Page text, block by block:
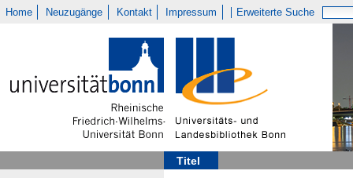
Home Neuzugänge Kontakt Impressum Erweiterte Suche
Titel